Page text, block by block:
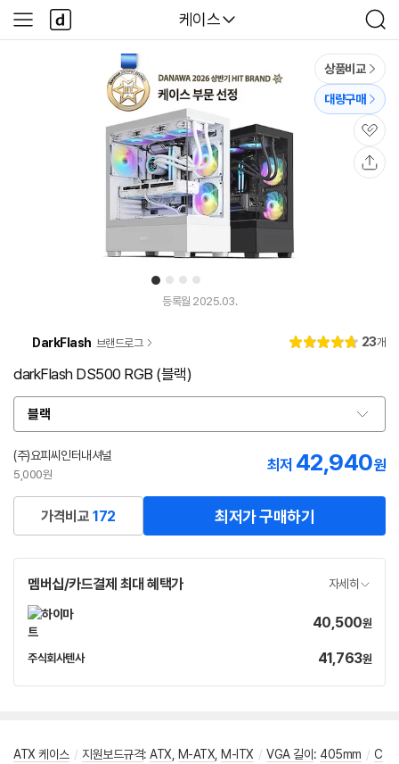
다나와
케이스
검
색
사
이
다
나
와
1 2 3 4
튜
상품비교
대량구매
관
심
등록월 2025.03.
DarkFlash 브랜드로그
별
4.
리
23개
darkFlash DS500 RGB (블랙)
블랙
옵
션
선
택
(주)요피씨인터내셔널
5,000원
최저 42,940원
가격비교 172 최저가 구매하기
멤버십/카드결제 최대 혜택가 자세히
가
40,500원
주식회사텐사네
가
41,763원
ATX 케이스 / 지원보드규격: ATX M-ATX M-ITX / VGA 길이 : 405mm / C